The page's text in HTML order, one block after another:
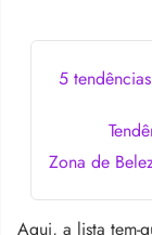
5
Zona de
Aqui, a lista tem-